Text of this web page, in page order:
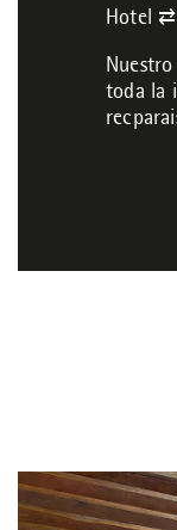
Hotel ⇄
toda la